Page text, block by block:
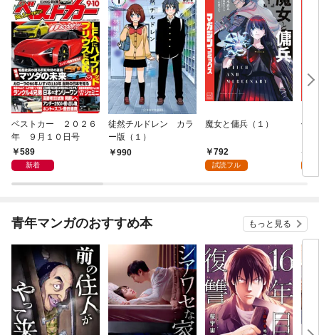
ベストカー ２０２６
年 ９月１０日号
589
新着
徒然チルドレン カラ
ー版（１）
990
魔女と傭兵（１）
792
試読フル
信
か
ガ
９
『
（
青年マンガのおすすめ本 もっと見る